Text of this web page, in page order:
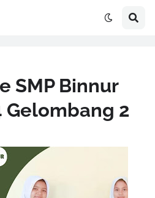
SMP Binnur
Gelombang 2